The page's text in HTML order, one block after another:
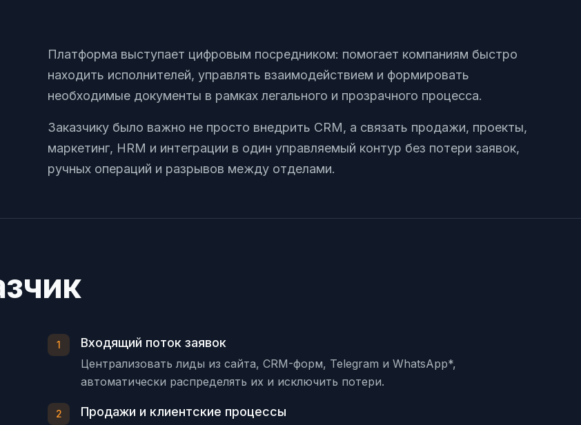
Платформа выступает цифровым посредником: помогает компаниям быстро
находить исполнителей, управлять взаимодействием и формировать
необходимые документы в рамках легального и прозрачного процесса.
Заказчику было важно не просто внедрить CRM, а связать продажи, проекты,
маркетинг, HRM и интеграции в один управляемый контур без потери заявок,
ручных операций и разрывов между отделами.
1 Входящий поток заявок
Централизовать лиды из сайта, CRM-форм, Telegram и WhatsApp*,
автоматически распределять их и исключить потери.
2 Продажи и клиентские процессы